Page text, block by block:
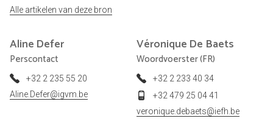
Alle artikelen van deze bron
Aline Defer
Perscontact
+32 2 235 55 20
Aline.Defer@igvm.be
Véronique De Baets
Woordvoerster (FR)
+32 2 233 40 34
+32 479 25 04 41
veronique.debaets@iefh.be